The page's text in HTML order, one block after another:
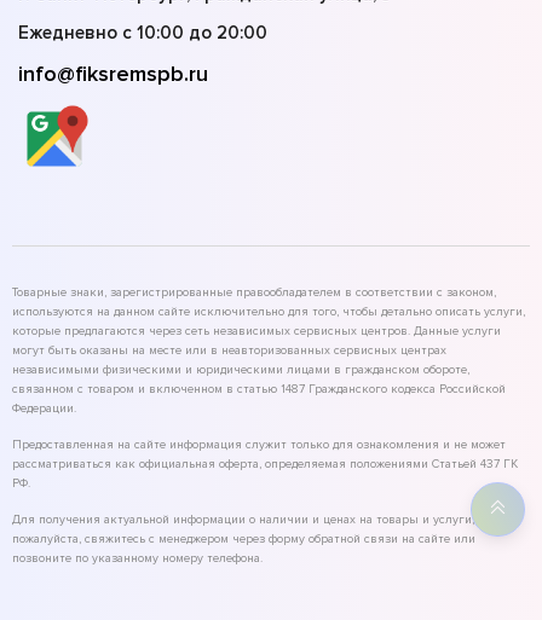
Ежедневно с 10:00 до 20:00
info@fiksremspb.ru
Товарные знаки, зарегистрированные правообладателем в соответствии с законом,
используются на данном сайте исключительно для того, чтобы детально описать услуги,
которые предлагаются через сеть независимых сервисных центров. Данные услуги
могут быть оказаны на месте или в неавторизованных сервисных центрах
независимыми физическими и юридическими лицами в гражданском обороте,
связанном с товаром и включенном в статью 1487 Гражданского кодекса Российской
Федерации.
Предоставленная на сайте информация служит только для ознакомления и не может
рассматриваться как официальная оферта, определяемая положениями Статьей 437 ГК
РФ.
Для получения актуальной информации о наличии и ценах на товары и услуги,
пожалуйста, свяжитесь с менеджером через форму обратной связи на сайте или
позвоните по указанному номеру телефона.